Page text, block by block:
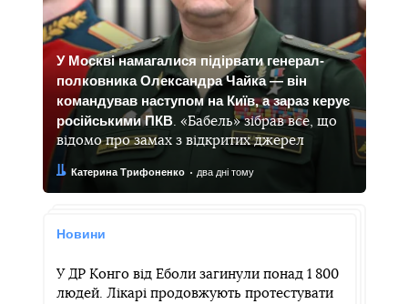
У Москві намагалися підірвати генерал-
полковника Олександра Чайка — він
командував наступом на Київ, а зараз керує
російськими ПКВ. «Бабель» зібрав все, що
відомо про замах з відкритих джерел
Автор:
Катерина Трифоненко
Дата: два дні тому
Новини
У ДР Конго від Еболи загинули понад 1 800
людей. Лікарі продовжують протестувати